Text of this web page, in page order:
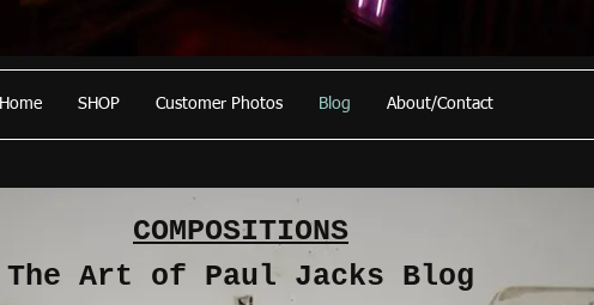
Home SHOP Customer Photos Blog About/Contact
COMPOSITIONS
The Art of Paul Jacks Blog